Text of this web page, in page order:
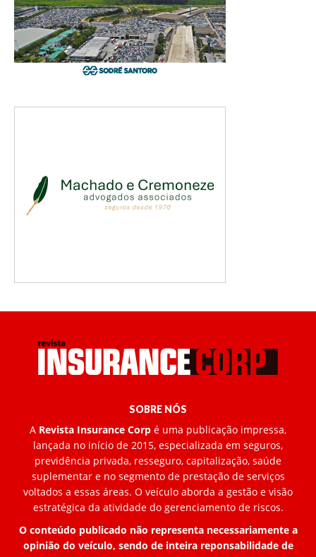
SOBRE NÓS
A Revista Insurance Corp é uma publicação impressa,
lançada no início de 2015, especializada em seguros,
previdência privada, resseguro, capitalização, saúde
suplementar e no segmento de prestação de serviços
voltados a essas áreas. O veículo aborda a gestão e visão
estratégica da atividade do gerenciamento de riscos.
O conteúdo publicado não representa necessariamente a
opinião do veículo, sendo de inteira reponsabilidade de